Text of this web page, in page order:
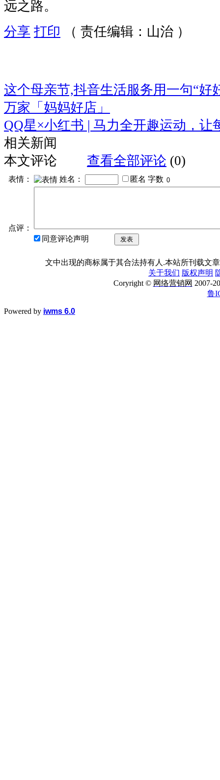
远之路。
分享 打印 （ 责任编辑：山治 ）
这个母亲节,抖音生活服务用一句“好
万家「妈妈好店」
QQ星×小红书 | 马力全开趣运动，让
相关新闻
本文评论
查看全部评论 (0)
表情： 姓名： 匿名 字数
点评：
同意评论声明
发表
文中出现的商标属于其合法持有人.本站所刊载文
关于我们 版权声明
Coryright © 网络营销网 2007-
鲁
Powered by iwms 6.0